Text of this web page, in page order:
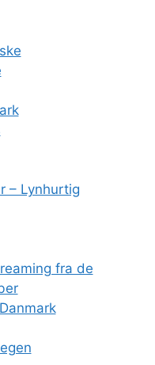
– Lynhurtig
fra de